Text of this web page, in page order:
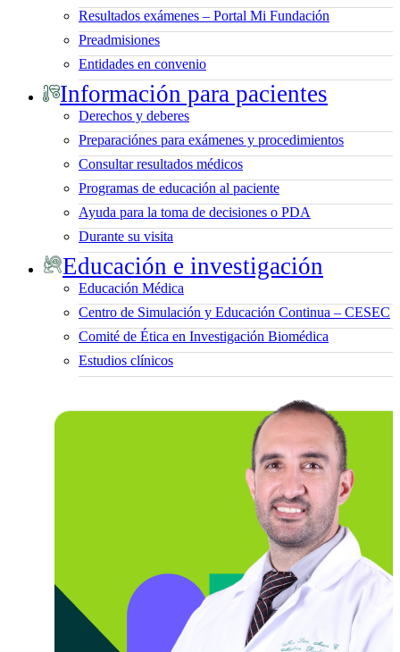
Resultados exámenes – Portal Mi Fundación
Preadmisiones
Entidades en convenio
Información para pacientes
Derechos y deberes
Preparaciónes para exámenes y procedimientos
Consultar resultados médicos
Programas de educación al paciente
Ayuda para la toma de decisiones o PDA
Durante su visita
Educación e investigación
Educación Médica
Centro de Simulación y Educación Continua – CESEC
Comité de Ética en Investigación Biomédica
Estudios clínicos